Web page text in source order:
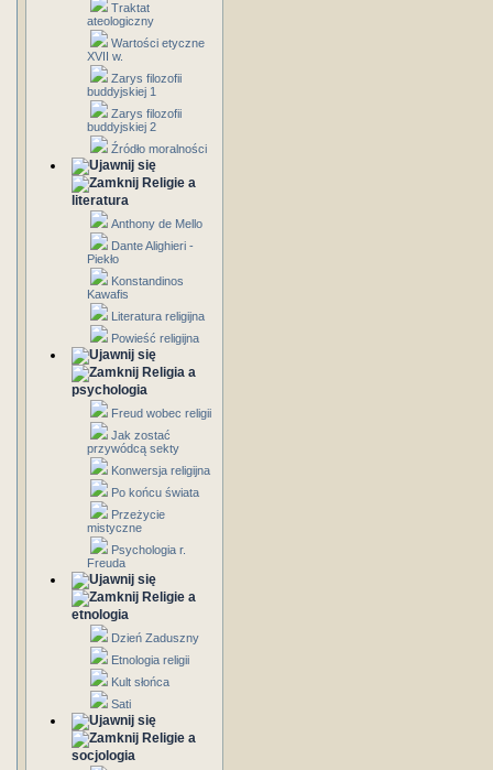
Traktat
ateologiczny
Wartości etyczne
XVII w.
Zarys filozofii
buddyjskiej 1
Zarys filozofii
buddyjskiej 2
Źródło moralności
Religie a
literatura
Anthony de Mello
Dante Alighieri -
Piekło
Konstandinos
Kawafis
Literatura religijna
Powieść religijna
Religia a
psychologia
Freud wobec religii
Jak zostać
przywódcą sekty
Konwersja religijna
Po końcu świata
Przeżycie
mistyczne
Psychologia r.
Freuda
Religie a
etnologia
Dzień Zaduszny
Etnologia religii
Kult słońca
Sati
Religie a
socjologia